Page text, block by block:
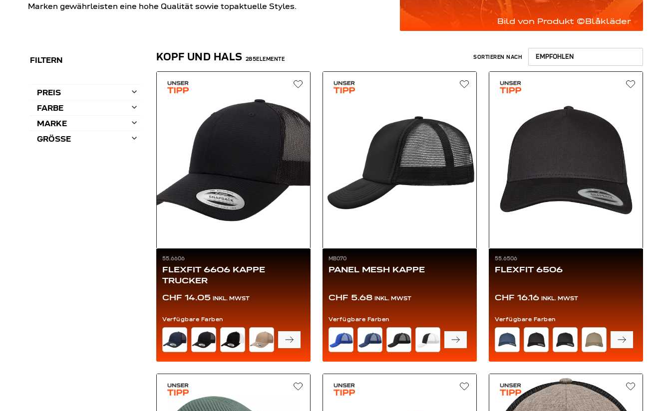
Marken gewährleisten eine hohe Qualität sowie topaktuelle Styles.
Bild von Produkt ©Blåkläder
FILTERN
PREIS
FARBE
MARKE
GRÖSSE
KOPF UND HALS 285ELEMENTE SORTIEREN NACH
55.6606
FLEXFIT 6606 KAPPE
TRUCKER
CHF 14.05 INKL. MWST
Verfügbare Farben
FARBE
MB070
PANEL MESH KAPPE
CHF 5.68 INKL. MWST
Verfügbare Farben
FARBE
55.6506
FLEXFIT 6506
CHF 16.16 INKL. MWST
Verfügbare Farben
FARBE